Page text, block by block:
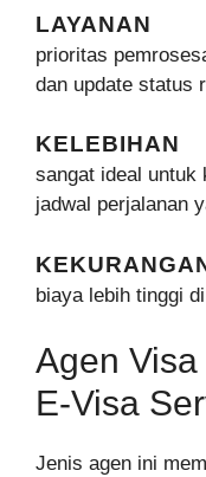
LAYANAN
prioritas
dan update status
KELEBIHAN
sangat ideal untuk
jadwal perjalanan
biaya lebih tinggi
Agen
E-Visa
Jenis agen ini